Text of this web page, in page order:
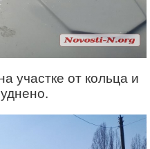
участке от кольца и